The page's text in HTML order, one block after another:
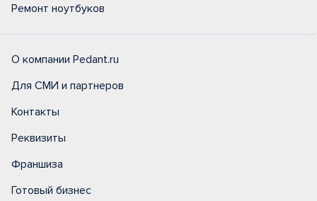
Ремонт ноутбуков
О компании Pedant.ru
Для СМИ и партнеров
Контакты
Реквизиты
Франшиза
Готовый бизнес